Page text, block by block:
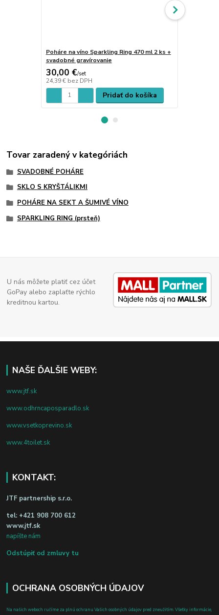
Poháre na víno Sparkling Ring 470 ml 2 ks +
svadobné gravírovanie
30,00 €/set
24,39 € bez DPH
Pridať do košíka
Tovar zaradený v kategóriách
SVADOBNÉ POHÁRE
SKLO S KRYŠTÁLIKMI
POHÁRE NA SEKT A ŠUMIVÉ VÍNO
SPARKLING RING (prsteň)
U nás môžete platiť cez účet
GoPay alebo zaplaťte rýchlo
kreditnou kartou.
NAŠE ĎALŠIE WEBY:
www.jtf.sk
www.odhrncaposparadlo.sk
www.vsetkoprevino.sk
www.4toilet.sk
KONTAKT:
JTF partnership s.r.o.
tel: +421 908 700 612
www.jtf.sk
napíšte nám
Odstúpiť od zmluvy tu
OCHRANA OSOBNÝCH ÚDAJOV
Na našich weboch ručíme za plnú ochranu Vašich osobných údajov pred zneužitím. Všetky informácie,